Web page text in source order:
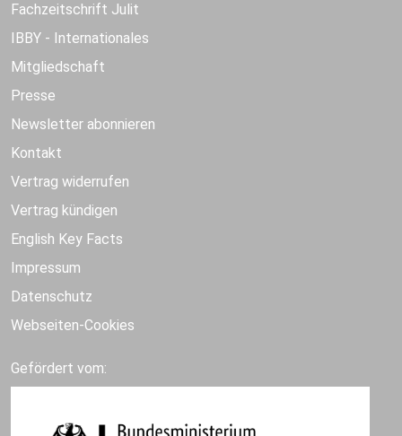
Fachzeitschrift Julit
IBBY - Internationales
Mitgliedschaft
Presse
Newsletter abonnieren
Kontakt
Vertrag widerrufen
Vertrag kündigen
English Key Facts
Impressum
Datenschutz
Webseiten-Cookies
Gefördert vom: